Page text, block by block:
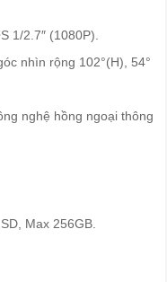
1/2.7″ (1080P).
nhìn rộng 102°(H), 54°
nghệ hồng ngoại thông
Max 256GB.